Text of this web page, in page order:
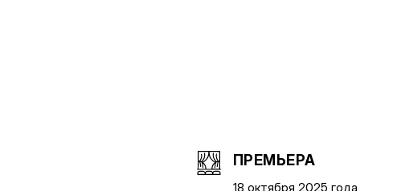
ПРЕМЬЕРА
18 октября 2025 года